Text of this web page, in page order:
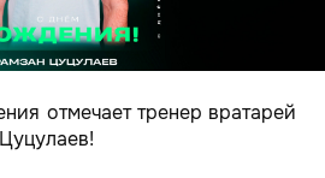
отмечает тренер вратарей